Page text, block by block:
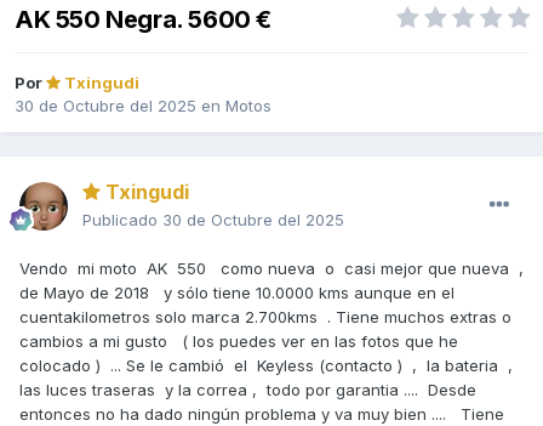
AK 550 Negra. 5600 €
Por
Txingudi
30 de Octubre del 2025 en Motos
Txingudi
Publicado 30 de Octubre del 2025
Vendo mi moto AK 550 como nueva o casi mejor que nueva ,
de Mayo de 2018 y sólo tiene 10.0000 kms aunque en el
cuentakilometros solo marca 2.700kms . Tiene muchos extras o
cambios a mi gusto ( los puedes ver en las fotos que he
colocado ) ... Se le cambió el Keyless (contacto ) , la bateria ,
las luces traseras y la correa , todo por garantia .... Desde
entonces no ha dado ningún problema y va muy bien .... Tiene